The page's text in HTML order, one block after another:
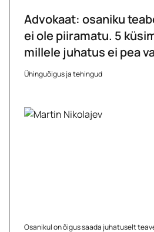
Advokaat: osaniku
ei ole piiramatu. 5
millele juhatus ei pea
Ühinguõigus ja tehingud
Osanikul on õigus saada juhatuselt